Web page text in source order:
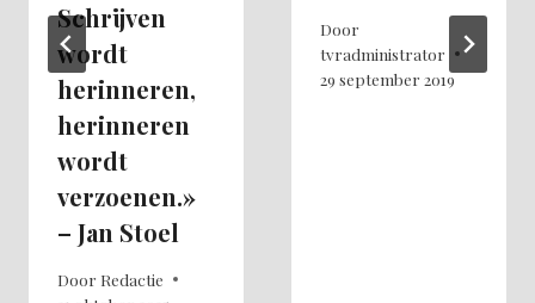
Schrijven
wordt
herinneren,
herinneren
wordt
verzoenen.»
– Jan Stoel
Door Redactie
Door
tvradministrator
29 september 2019